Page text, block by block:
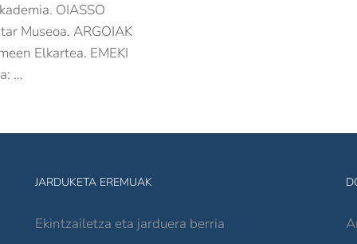
OIASSO
Museoa. ARGOIAK
Elkartea. EMEKI
…
JARDUKETA EREMUAK
Ekintzailetza eta jarduera berria